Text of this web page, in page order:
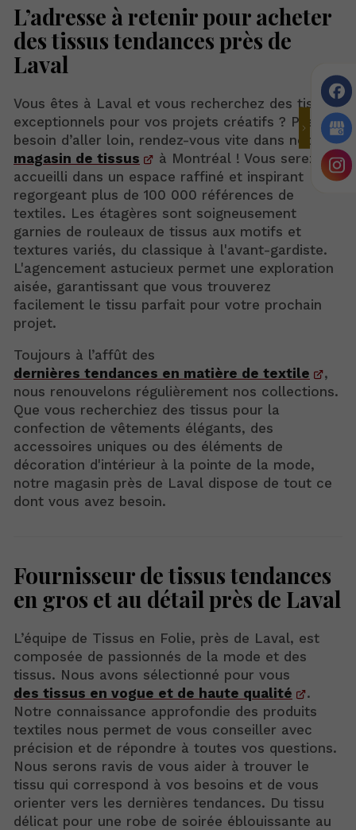
L’adresse à retenir pour acheter
des tissus tendances près de
Laval
Vous êtes à Laval et vous recherchez des tissus
exceptionnels pour vos projets créatifs ? Pas
besoin d’aller loin, rendez-vous vite dans notre
magasin de tissus
à Montréal ! Vous serez
accueilli dans un espace raffiné et inspirant
regorgeant plus de 100 000 références de
textiles. Les étagères sont soigneusement
garnies de rouleaux de tissus aux motifs et
textures variés, du classique à l'avant-gardiste.
L'agencement astucieux permet une exploration
aisée, garantissant que vous trouverez
facilement le tissu parfait pour votre prochain
projet.
Toujours à l’affût des
dernières tendances en matière de textile
,
nous renouvelons régulièrement nos collections.
Que vous recherchiez des tissus pour la
confection de vêtements élégants, des
accessoires uniques ou des éléments de
décoration d'intérieur à la pointe de la mode,
notre magasin près de Laval dispose de tout ce
dont vous avez besoin.
Fournisseur de tissus tendances
en gros et au détail près de Laval
L’équipe de Tissus en Folie, près de Laval, est
composée de passionnés de la mode et des
tissus. Nous avons sélectionné pour vous
des tissus en vogue et de haute qualité
.
Notre connaissance approfondie des produits
textiles nous permet de vous conseiller avec
précision et de répondre à toutes vos questions.
Nous serons ravis de vous aider à trouver le
tissu qui correspond à vos besoins et de vous
orienter vers les dernières tendances. Du tissu
délicat pour une robe de soirée éblouissante au